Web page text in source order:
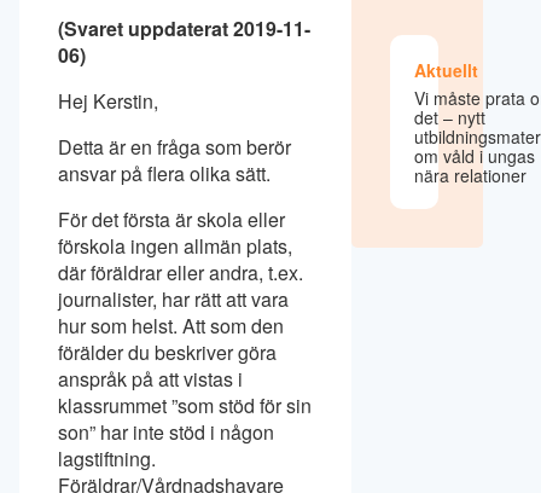
(Svaret uppdaterat 2019-11-
06)
Hej Kerstin,
Detta är en fråga som berör
ansvar på flera olika sätt.
För det första är skola eller
förskola ingen allmän plats,
där föräldrar eller andra, t.ex.
journalister, har rätt att vara
hur som helst. Att som den
förälder du beskriver göra
anspråk på att vistas i
klassrummet ”som stöd för sin
son” har inte stöd i någon
lagstiftning.
Föräldrar/Vårdnadshavare
Aktuellt
Vi måste prata
det – nytt
om våld i ungas
nära relationer